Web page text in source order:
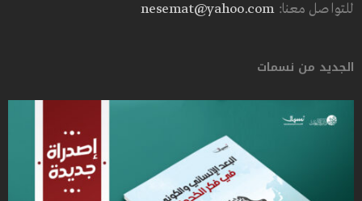
للتواصل معنا:nesemat@yahoo.com
الجديد من نسمات